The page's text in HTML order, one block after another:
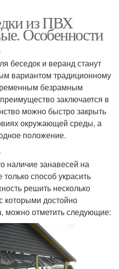
из ПВХ
Особенности
беседок и веранд станут
вариантом традиционному
безрамным
заключается в
можно быстро закрыть
окружающей среды, а
положение.
наличие занавесей на
способ украсить
решить несколько
которыми достойно
можно отметить следующие: